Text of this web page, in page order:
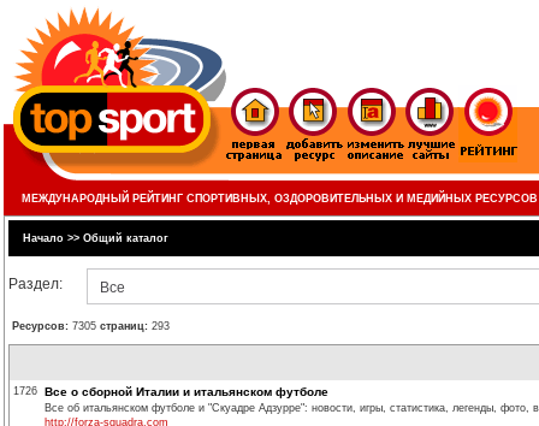
МЕЖДУНАРОДНЫЙ РЕЙТИНГ СПОРТИВНЫХ, ОЗДОРОВИТЕЛЬНЫХ И МЕДИЙНЫХ РЕСУРСОВ
Начало >> Общий каталог
Раздел: Все
Ресурсов: 7305 страниц: 293
1726 Все о сборной Италии и итальянском футболе
Все об итальянском футболе и "Скуадре Адзурре": новости, игры, статистика, легенды, фото,
http://forza-squadra.com